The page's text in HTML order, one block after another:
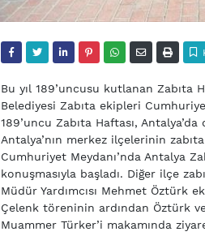
Bu yıl 189’uncusu kutlanan Zabıta
Belediyesi Zabıta ekipleri
189’uncu Zabıta Haftası,
Antalya’nın merkez ilçelerinin
Cumhuriyet Meydanı’nda Antalya
konuşmasıyla başladı. Diğer ilçe
Müdür Yardımcısı Mehmet Öztürk
Çelenk töreninin ardından Öztürk
Muammer Türker’i makamında